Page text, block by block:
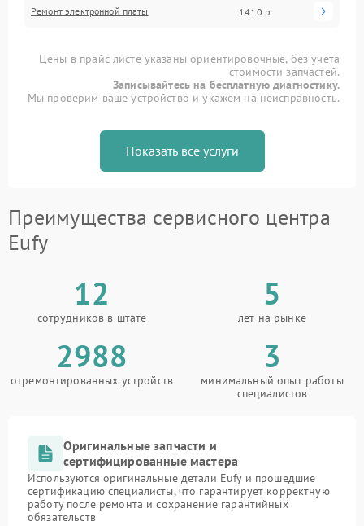
Ремонт электронной платы 1410 р
Цены в прайс-листе указаны ориентировочные, без учета
стоимости запчастей.
Записывайтесь на бесплатную диагностику.
Мы проверим ваше устройство и укажем на неисправность.
Показать все услуги
Преимущества сервисного центра
Eufy
12
сотрудников в штате
5
лет на рынке
2988
отремонтированных устройств
3
минимальный опыт работы
специалистов
Оригинальные запчасти и
сертифицированные мастера
Используются оригинальные детали Eufy и прошедшие
сертификацию специалисты, что гарантирует корректную
работу после ремонта и сохранение гарантийных
обязательств